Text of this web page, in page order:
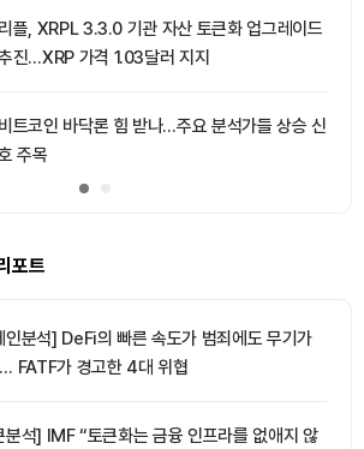
리플, XRPL 3.3.0 기관 자산 토큰화 업그레이드
진…XRP 가격 1.03달러 지지
비트코인 바닥론 힘 받나…주요 분석가들 상승 신
주목
포트
인분석] DeFi의 빠른 속도가 범죄에도 무기가
FATF가 경고한 4대 위협
분석] IMF “토큰화는 금융 인프라를 없애지 않